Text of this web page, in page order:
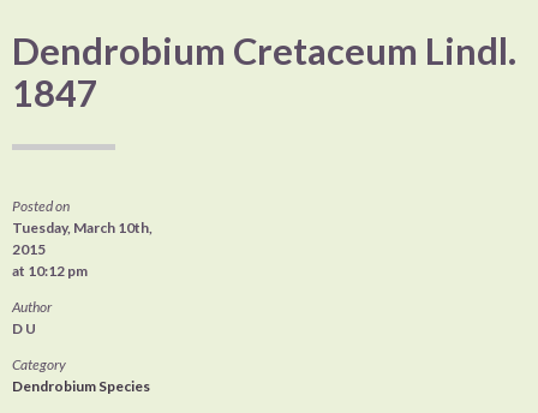
Dendrobium Cretaceum Lindl.
1847
Posted on
Tuesday, March 10th,
2015
at 10:12 pm
Author
D U
Category
Dendrobium Species